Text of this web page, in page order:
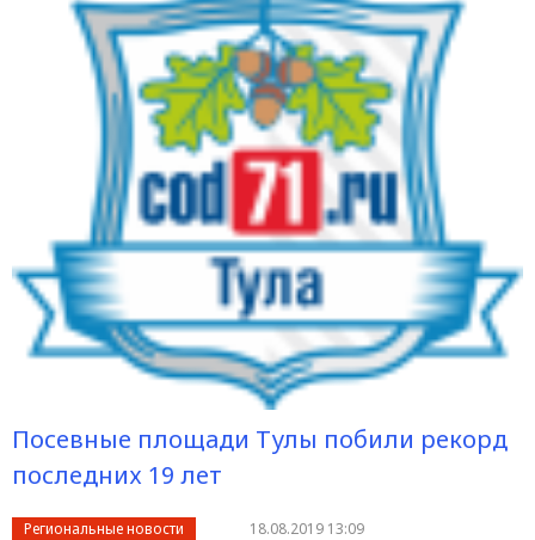
Посевные площади Тулы побили рекорд
последних 19 лет
Региональные новости 18.08.2019 13:09